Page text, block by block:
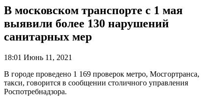
В московском транспорте с 1 мая
выявили более 130 нарушений
санитарных мер
18:01 Июнь 11, 2021
В городе проведено 1 169 проверок метро, Мосгортранса,
такси, говорится в сообщении столичного управления
Роспотребнадзора.